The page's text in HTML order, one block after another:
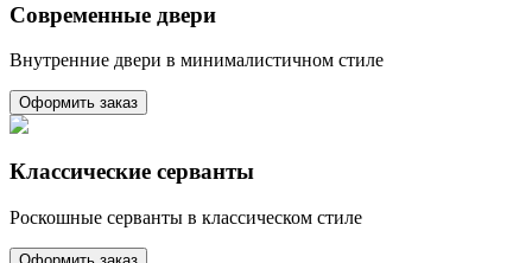
Современные двери
Внутренние двери в минималистичном стиле
Оформить заказ
Классические серванты
Роскошные серванты в классическом стиле